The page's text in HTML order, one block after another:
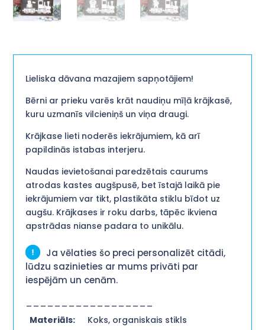
Lieliska dāvana mazajiem sapņotājiem!
Bērni ar prieku varēs krāt naudiņu mīļā krājkasē,
kuru uzmanīs vilcieniņš un viņa draugi.
Krājkase lieti noderēs iekrājumiem, kā arī
papildinās istabas interjeru.
Naudas ievietošanai paredzētais caurums
atrodas kastes augšpusē, bet īstajā laikā pie
iekrājumiem var tikt, plastikāta stiklu bīdot uz
augšu. Krājkases ir roku darbs, tāpēc ikviena
apstrādas nianse padara to unikālu.
Ja vēlaties šo preci personalizēt citādi,
lūdzu sazinieties ar mums privāti par
iespējām un cenām.
Materiāls:
Koks, organiskais stikls